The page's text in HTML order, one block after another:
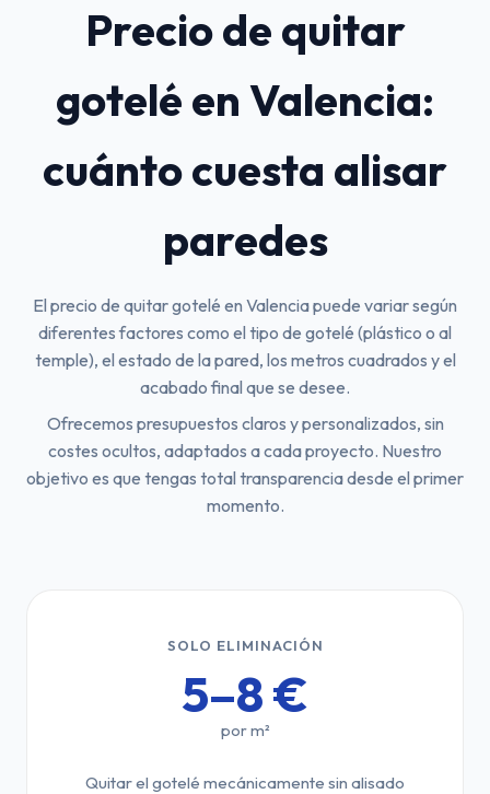
Precio de quitar
gotelé en Valencia:
cuánto cuesta alisar
paredes
El precio de quitar gotelé en Valencia puede variar según
diferentes factores como el tipo de gotelé (plástico o al
temple), el estado de la pared, los metros cuadrados y el
acabado final que se desee.
Ofrecemos presupuestos claros y personalizados, sin
costes ocultos, adaptados a cada proyecto. Nuestro
objetivo es que tengas total transparencia desde el primer
momento.
SOLO ELIMINACIÓN
5–8 €
por m²
Quitar el gotelé mecánicamente sin alisado